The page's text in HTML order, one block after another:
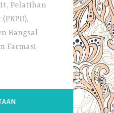
Pelatihan
Bangsal
Farmasi